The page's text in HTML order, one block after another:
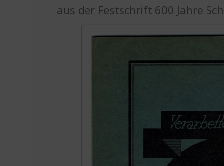
aus der Festschrift 600 Jahre